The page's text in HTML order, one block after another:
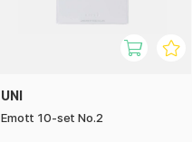
UNI
Emott 10-set No.2